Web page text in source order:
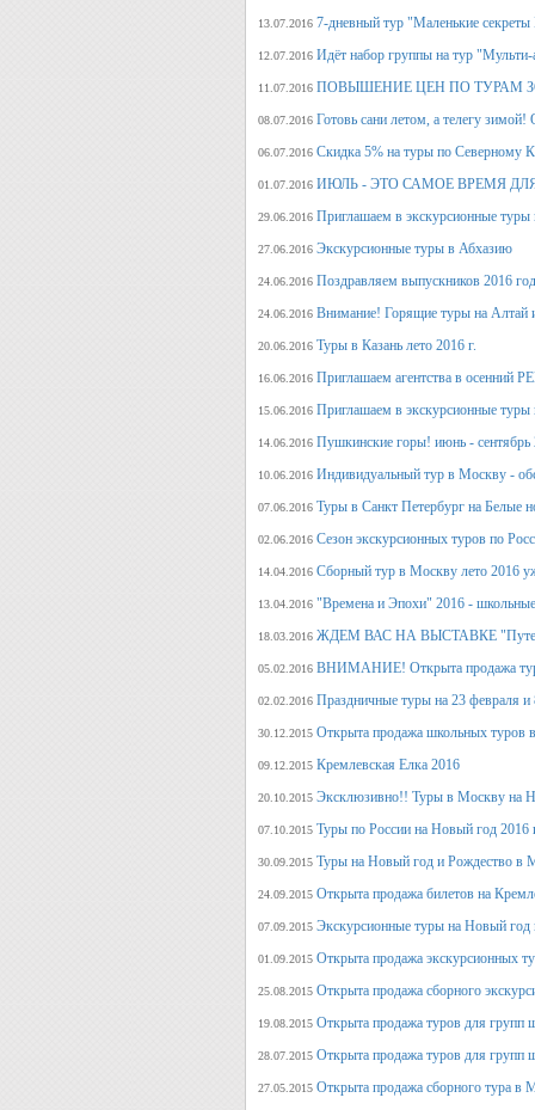
13.07.2016 7-дневный тур "Маленькие
12.07.2016 Идёт набор группы на тур
11.07.2016 ПОВЫШЕНИЕ ЦЕН ПО ТУРАМ
08.07.2016 Готовь сани летом, а
06.07.2016 Скидка 5% на туры по Северному
01.07.2016 ИЮЛЬ - ЭТО САМОЕ ВРЕМЯ
29.06.2016 Приглашаем в экскурсионные
27.06.2016 Экскурсионные туры в Абхазию
24.06.2016 Поздравляем выпускников
24.06.2016 Внимание! Горящие туры на Алтай
20.06.2016 Туры в Казань лето 2016 г.
16.06.2016 Приглашаем агентства в
15.06.2016 Приглашаем в экскурсионные туры
14.06.2016 Пушкинские горы! июнь - сентябрь
10.06.2016 Индивидуальный тур в Москву -
07.06.2016 Туры в Санкт Петербург на Белые
02.06.2016 Сезон экскурсионных туров по
14.04.2016 Сборный тур в Москву лето 2016
13.04.2016 "Времена и Эпохи" 2016 - школьные
18.03.2016 ЖДЕМ ВАС НА ВЫСТАВКЕ
05.02.2016 ВНИМАНИЕ! Открыта продажа
02.02.2016 Праздничные туры на 23 февраля и
30.12.2015 Открыта продажа школьных туров
09.12.2015 Кремлевская Елка 2016
20.10.2015 Эксклюзивно!! Туры в Москву на
07.10.2015 Туры по России на Новый год 2016
30.09.2015 Туры на Новый год и Рождество в
24.09.2015 Открыта продажа билетов на
07.09.2015 Экскурсионные туры на Новый год
01.09.2015 Открыта продажа экскурсионных
25.08.2015 Открыта продажа сборного
19.08.2015 Открыта продажа туров для групп
28.07.2015 Открыта продажа туров для групп
27.05.2015 Открыта продажа сборного тура в